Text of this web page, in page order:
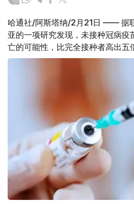
哈通社/阿斯塔纳/2月21日 —— 据
亚的一项研究发现，未接种冠病疫
亡的可能性，比完全接种者高出五